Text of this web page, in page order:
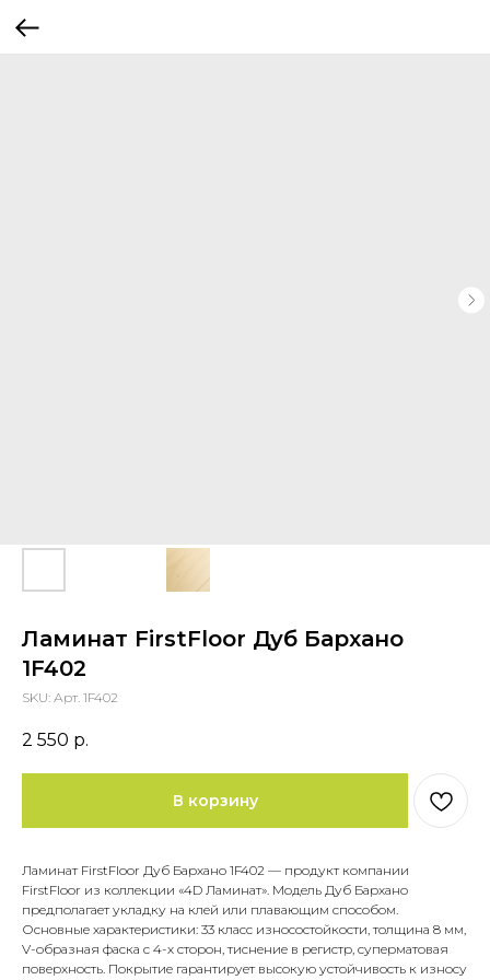
Ламинат FirstFloor Дуб Бархано
1F402
SKU: Арт. 1F402
2 550 р.
В корзину
Ламинат FirstFloor Дуб Бархано 1F402 — продукт компании
FirstFloor из коллекции «4D Ламинат». Модель Дуб Бархано
предполагает укладку на клей или плавающим способом.
Основные характеристики: 33 класс износостойкости, толщина 8 мм,
V-образная фаска с 4-х сторон, тиснение в регистр, суперматовая
поверхность. Покрытие гарантирует высокую устойчивость к износу